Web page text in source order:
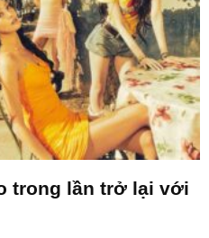
trong lần trở lại với